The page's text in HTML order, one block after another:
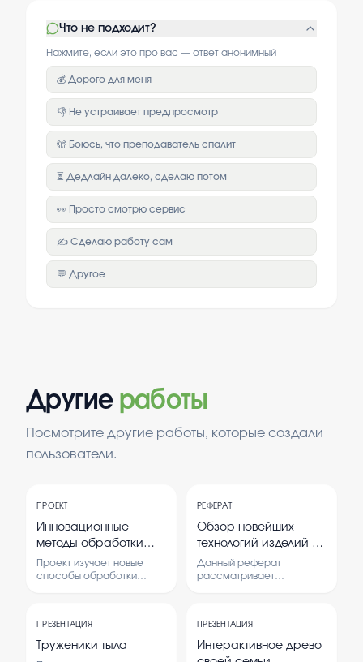
Что не подходит?
Нажмите, если это про вас — ответ анонимный
💰 Дорого для меня
👎 Не устраивает предпросмотр
🫣 Боюсь, что преподаватель спалит
⏳ Дедлайн далеко, сделаю потом
👀 Просто смотрю сервис
✍️ Сделаю работу сам
💬 Другое
Другие работы
Посмотрите другие работы, которые создали
пользователи.
ПРОЕКТ
Инновационные
методы обработки
шерсти овец
Проект изучает новые
способы обработки
безопасным.
Рассматриваются
современные технологии
РЕФЕРАТ
Обзор новейших
технологий изделий из
мяса и их внедрение
в производство
Данный реферат
рассматривает
применение в
промышленности.
Анализируются
ПРЕЗЕНТАЦИЯ
Труженики тыла
ПРЕЗЕНТАЦИЯ
Интерактивное древо